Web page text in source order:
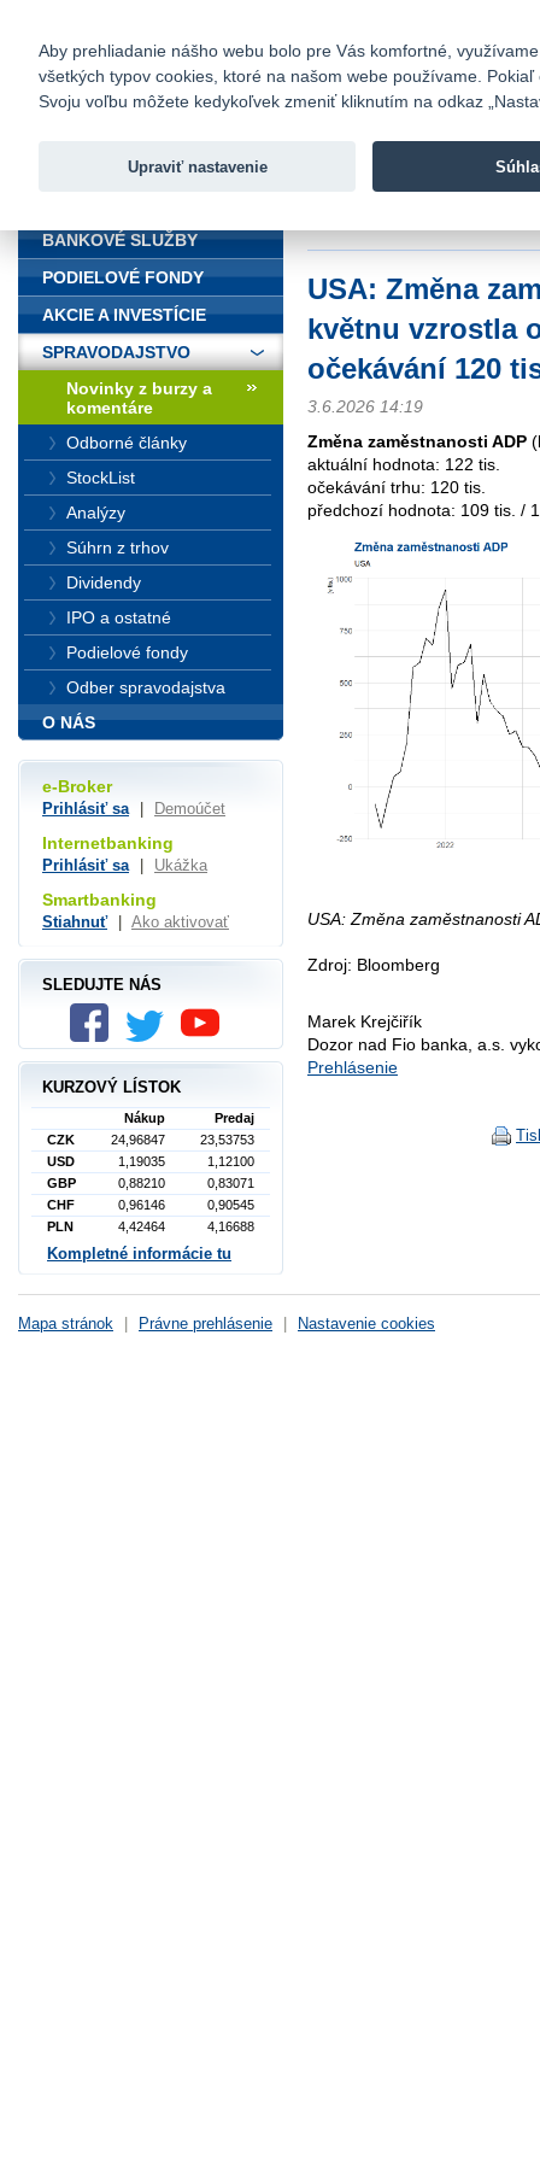
Fio banka
Fio banka
USA: Změna
květnu vzrostla
očekávání 120
3.6.2026 14:19
Změna zaměstnanosti ADP
aktuální hodnota: 122 tis.
očekávání trhu: 120 tis.
předchozí hodnota: 109 tis. /
USA: Změna zaměstnanosti
Zdroj: Bloomberg
Marek Krejčiřík
Dozor nad Fio banka, a.s.
Prehlásenie
BANKOVÉ SLUŽBY
PODIELOVÉ FONDY
AKCIE A INVESTÍCIE
SPRAVODAJSTVO
Novinky z burzy a
komentáre
Odborné články
StockList
Analýzy
Súhrn z trhov
Dividendy
IPO a ostatné
Podielové fondy
Odber spravodajstva
O NÁS
e-Broker
Prihlásiť sa Demoúčet
Internetbanking
Prihlásiť sa Ukážka
Smartbanking
Stiahnuť Ako aktivovať
SLEDUJTE NÁS
KURZOVÝ LÍSTOK
Nákup
Predaj
CZK
24,96847
23,53753
USD
1,19035
1,12100
GBP
0,88210
0,83071
CHF
0,96146
0,90545
PLN
4,42464 4,16688
Kompletné informácie tu
Mapa stránok Právne prehlásenie Nastavenie cookies
Aby prehliadanie nášho webu bolo pre Vás komfortné,
všetkých typov cookies, ktoré na našom webe používame.
Svoju voľbu môžete kedykoľvek zmeniť kliknutím na odkaz
Upraviť nastavenie